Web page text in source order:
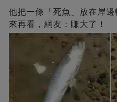
他把一條「死魚」放在岸
來再看，網友：賺大了！